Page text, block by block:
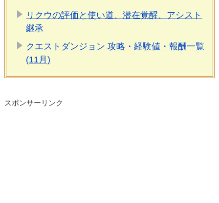
リクウの評価と使い道、潜在覚醒、アシスト
継承
クエストダンジョン 攻略・経験値・報酬一覧
(11月)
スポンサーリンク